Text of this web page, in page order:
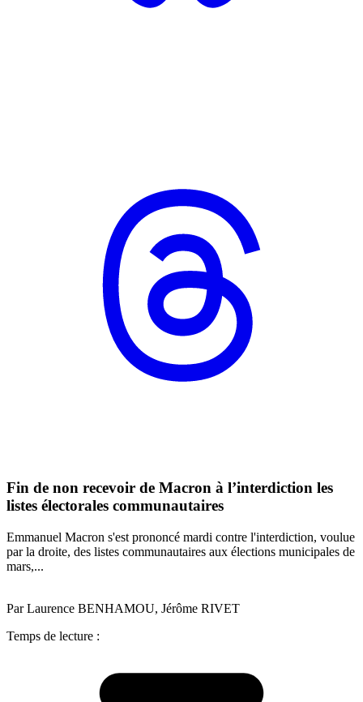
Fin de non recevoir de Macron à l’interdiction les
listes électorales communautaires
Emmanuel Macron s'est prononcé mardi contre l'interdiction, voulue
par la droite, des listes communautaires aux élections municipales de
mars,...
Par Laurence BENHAMOU, Jérôme RIVET
Temps de lecture :